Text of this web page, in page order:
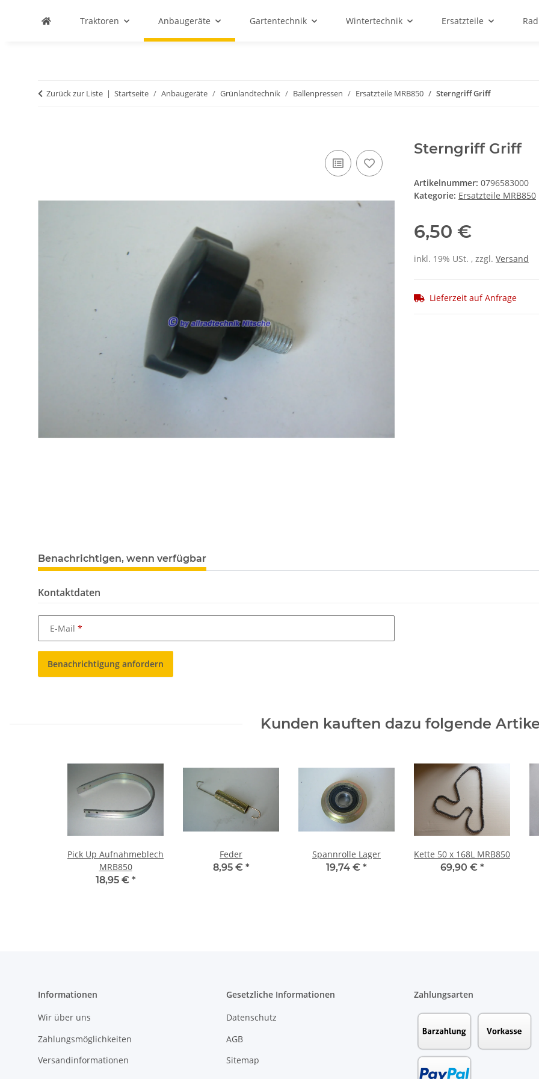
Traktoren Anbaugeräte Gartentechnik Wintertechnik Ersatzteile
Zurück zur Liste Startseite Anbaugeräte Grünlandtechnik Ballenpressen Ersatzteile MRB850 Sterngriff Griff
Sterngriff Griff
Artikelnummer: 0796583000
Kategorie: Ersatzteile MRB850
6,50 €
inkl. 19% USt. , zzgl. Versand
Lieferzeit auf Anfrage
Benachrichtigen, wenn verfügbar
Kontaktdaten
E-Mail
Benachrichtigung anfordern
Kunden kauften dazu folgende
Pick Up Aufnahmeblech
MRB850
18,95 € *
Feder
8,95 € *
Spannrolle Lager
19,74 € *
Kette 50 x 168L MRB850
69,90 € *
Informationen
Wir über uns
Zahlungsmöglichkeiten
Versandinformationen
Gesetzliche Informationen
Datenschutz
AGB
Sitemap
Zahlungsarten